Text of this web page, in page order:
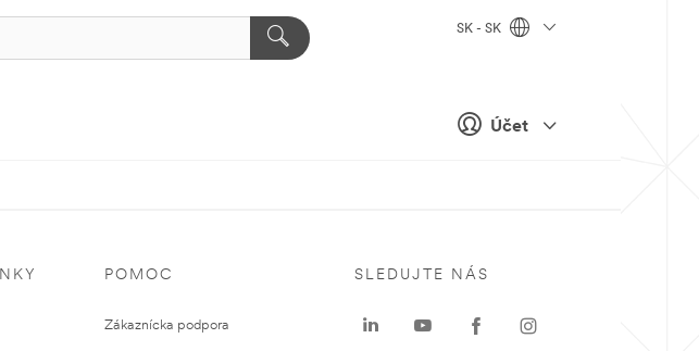
Účet
SK - SK
POMOC
Zákaznícka podpora
SLEDUJTE NÁS